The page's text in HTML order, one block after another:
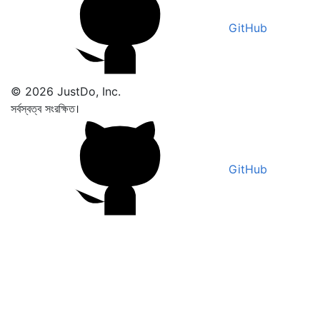
GitHub
© 2026 JustDo, Inc.
সর্বস্বত্ব সংরক্ষিত।
GitHub